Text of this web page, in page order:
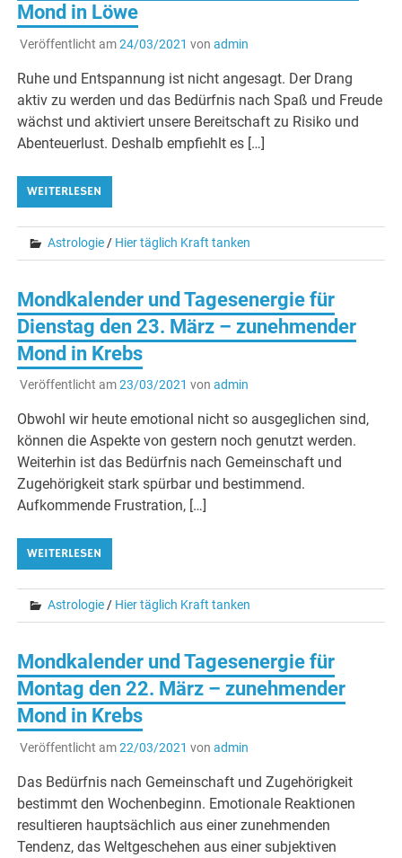
Mond in Löwe
Veröffentlicht am24/03/2021 von admin
Ruhe und Entspannung ist nicht angesagt. Der Drang
aktiv zu werden und das Bedürfnis nach Spaß und Freude
wächst und aktiviert unsere Bereitschaft zu Risiko und
Abenteuerlust. Deshalb empfiehlt es […]
WEITERLESEN
Astrologie / Hier täglich Kraft tanken
Mondkalender und Tagesenergie für
Dienstag den 23. März – zunehmender
Mond in Krebs
Veröffentlicht am23/03/2021 von admin
Obwohl wir heute emotional nicht so ausgeglichen sind,
können die Aspekte von gestern noch genutzt werden.
Weiterhin ist das Bedürfnis nach Gemeinschaft und
Zugehörigkeit stark spürbar und bestimmend.
Aufkommende Frustration, […]
WEITERLESEN
Astrologie/ Hier täglich Kraft tanken
Mondkalender und Tagesenergie für
Montag den 22. März – zunehmender
Mond in Krebs
Veröffentlicht am22/03/2021 von admin
Das Bedürfnis nach Gemeinschaft und Zugehörigkeit
bestimmt den Wochenbeginn. Emotionale Reaktionen
resultieren hauptsächlich aus einer zunehmenden
Tendenz, das Weltgeschehen aus einer subjektiven